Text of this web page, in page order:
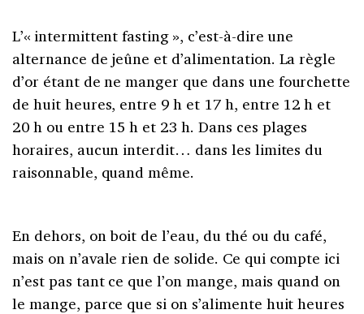
L’« intermittent fasting », c’est-à-dire une
alternance de jeûne et d’alimentation. La règle
d’or étant de ne manger que dans une fourchette
de huit heures, entre 9 h et 17 h, entre 12 h et
20 h ou entre 15 h et 23 h. Dans ces plages
horaires, aucun interdit… dans les limites du
raisonnable, quand même.
En dehors, on boit de l’eau, du thé ou du café,
mais on n’avale rien de solide. Ce qui compte ici
n’est pas tant ce que l’on mange, mais quand on
le mange, parce que si on s’alimente huit heures